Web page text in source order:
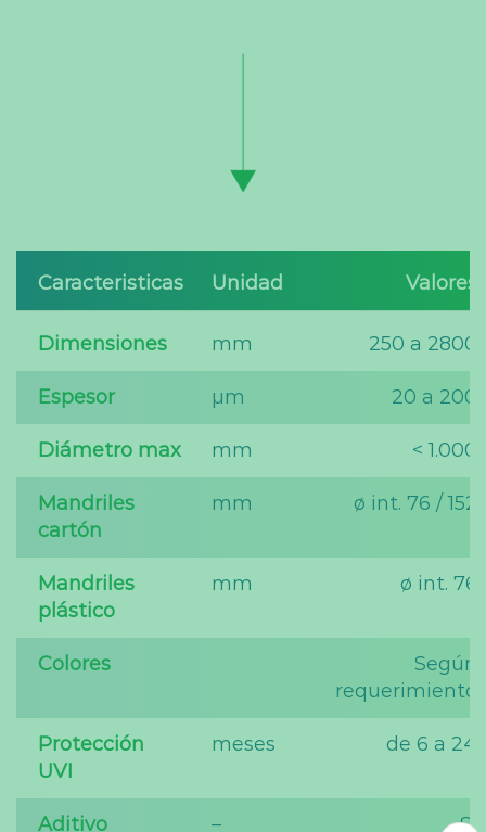
Caracteristicas Unidad Valores
Dimensiones mm 250 a 2800
Espesor µm 20 a 200
Diámetro max mm < 1.000
Mandriles
cartón
mm ø int. 76 / 152
Mandriles
plástico
mm ø int. 76
Colores
Según
requerimiento
Protección
UVI
meses de 6 a 24
Aditivo – Sí